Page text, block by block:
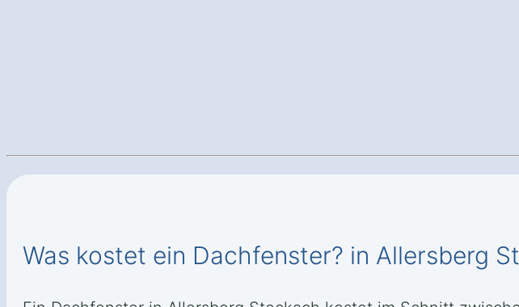
Was kostet ein Dachfenster? in Allersberg